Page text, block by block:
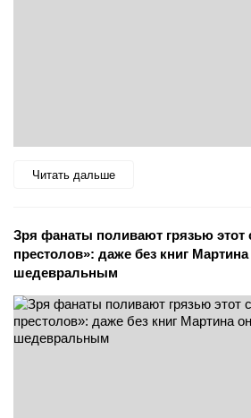
Читать дальше
Зря фанаты поливают грязью этот
престолов»: даже без книг
шедевральным